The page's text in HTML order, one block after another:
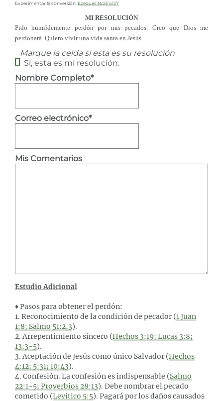
Experimentar la conversión. Ezequiel 36:25 al 27
MI RESOLUCIÓN
Pido humildemente perdón por mis pecados. Creo que Dios me
perdonará. Quiero vivir una vida santa en Jesús.
Marque la celda si esta es su resolución
Sí, esta es mi resolución.
Nombre Completo*
Correo electrónico*
Mis Comentarios
Estudio Adicional
♦ Pasos para obtener el perdón:
1. Reconocimiento de la condición de pecador (1 Juan
1:8; Salmo 51:2,3).
2. Arrepentimiento sincero (Hechos 3:19; Lucas 3:8;
13:3-5).
3. Aceptación de Jesús como único Salvador (Hechos
4:12; 5:31; 10:43).
4. Confesión. La confesión es indispensable (Salmo
22:1-5; Proverbios 28:13). Debe nombrar el pecado
cometido (Levítico 5:5). Pagará por los daños causados